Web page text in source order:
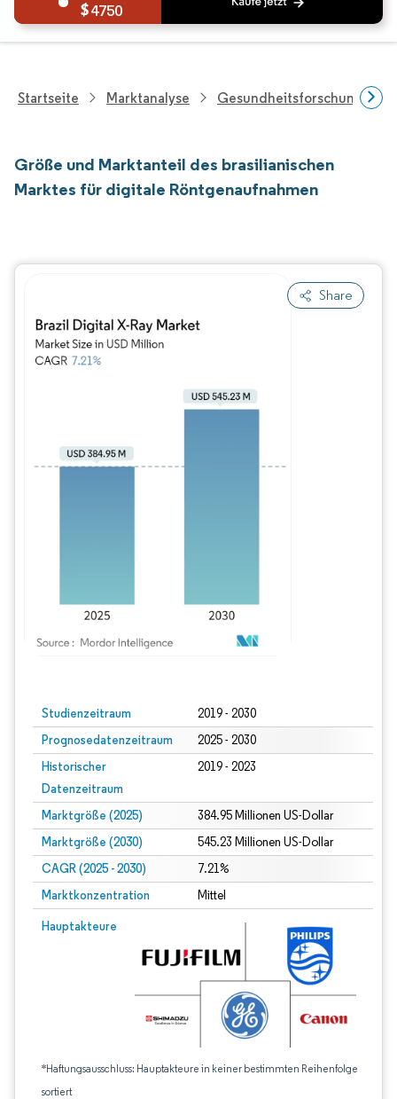
4750
Startseite Marktanalyse Gesundheitsforschung
Größe und Marktanteil des brasilianischen
Marktes für digitale Röntgenaufnahmen
Share
Studienzeitraum 2019 - 2030
Prognosedatenzeitraum 2025 - 2030
Historischer
Datenzeitraum
2019 - 2023
Marktgröße (2025) 384.95 Millionen US-Dollar
Marktgröße (2030) 545.23 Millionen US-Dollar
CAGR (2025 - 2030) 7.21%
Marktkonzentration Mittel
Hauptakteure
*Haftungsausschluss: Hauptakteure in keiner bestimmten Reihenfolge
sortiert